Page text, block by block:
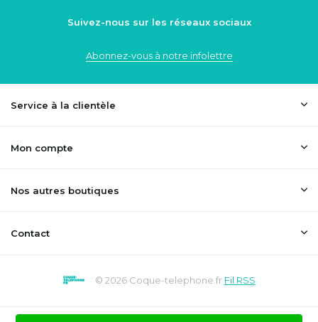
Suivez-nous sur les réseaux sociaux
Abonnez-vous à notre infolettre
Service à la clientèle
Mon compte
Nos autres boutiques
Contact
© 2026 Coque-telephone.fr Fil RSS